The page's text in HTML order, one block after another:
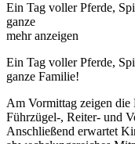
Ein Tag voller Pferde,
ganze
mehr anzeigen
Ein Tag voller Pferde,
ganze Familie!
Am Vormittag zeigen die
Führzügel-, Reiter- und
Anschließend erwartet